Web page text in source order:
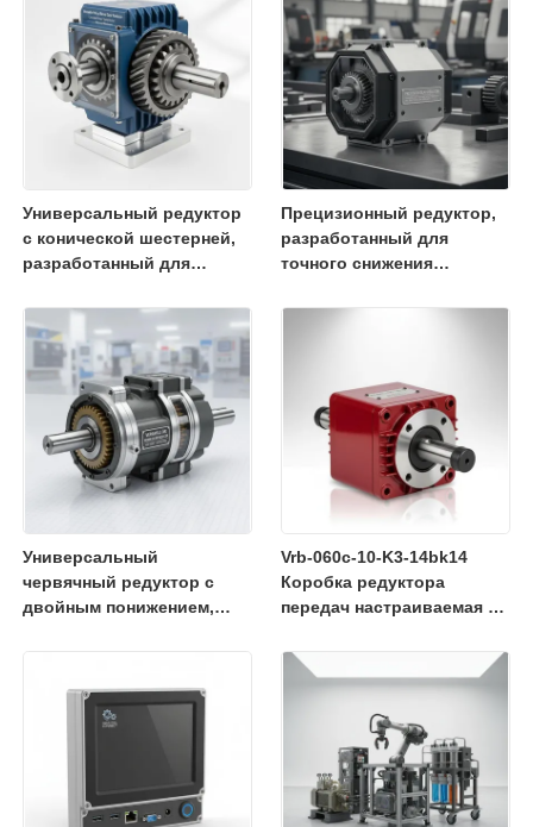
обработки материалов
промышленной
автоматизации
Универсальный редуктор
с конической шестерней,
разработанный для
передачи мощности и
минимизации затрат на
техническое
обслуживание
Прецизионный редуктор,
разработанный для
точного снижения
грузоподъемности в
Универсальный
червячный редуктор с
двойным понижением,
выходного крутящего
момента в автоматизации
Vrb-060c-10-K3-14bk14
Коробка редуктора
передач настраиваемая с
высокая точность